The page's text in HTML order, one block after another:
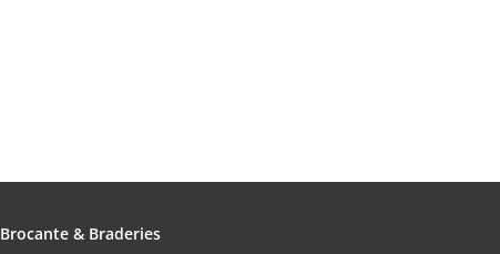
Brocante & Braderies